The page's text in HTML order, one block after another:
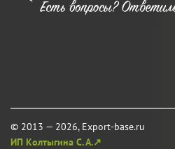
© 2013 — 2026, Export-base.ru
ИП Колтыгина С. А.↗